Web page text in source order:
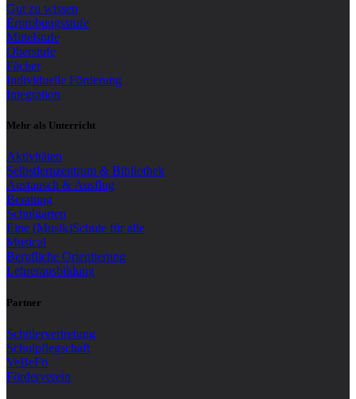
Gut zu wissen
Erprobungsstufe
Mittelstufe
Oberstufe
Fächer
Individuelle Förderung
Integration
Mehr als Unterricht
Aktivitäten
Selbstlernzentrum & Bibliothek
Austausch & Ausflug
Beratung
Schulgarten
Eine (Musik)Schule für alle
Musical
Berufliche Orientierung
Lehrerausbildung
Partner
Schülervertretung
Schulpflegschaft
VeBeFö
Förderverein